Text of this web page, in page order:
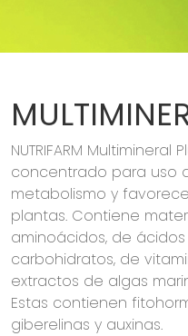
NUTRIFARM
concentrado para uso
metabolismo y
plantas. Contiene
aminoácidos, de
carbohidratos, de
extractos de algas
Estas contienen
giberelinas y auxinas.